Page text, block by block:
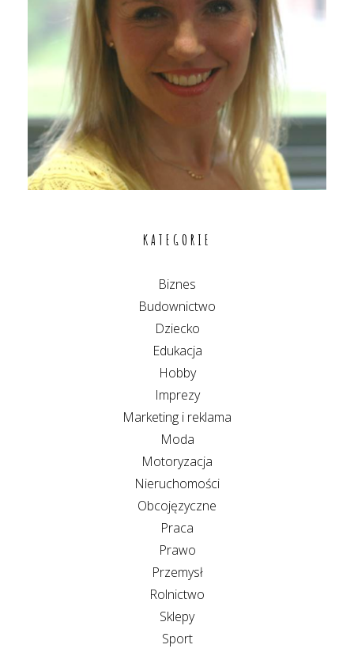
KATEGORIE
Biznes
Budownictwo
Dziecko
Edukacja
Hobby
Imprezy
Marketing i reklama
Moda
Motoryzacja
Nieruchomości
Obcojęzyczne
Praca
Prawo
Przemysł
Rolnictwo
Sklepy
Sport